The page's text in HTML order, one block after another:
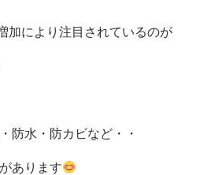
加により注目されているのが
防水・防カビなど・・
あります